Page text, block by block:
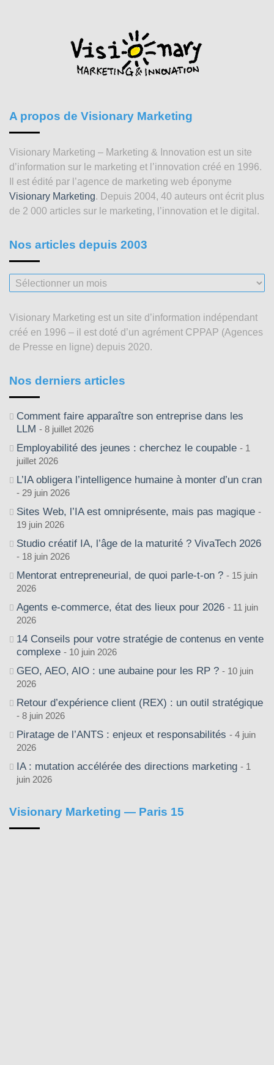
A propos de Visionary Marketing
Visionary Marketing – Marketing & Innovation est un site
d’information sur le marketing et l’innovation créé en 1996.
Il est édité par l’agence de marketing web éponyme
Visionary Marketing. Depuis 2004, 40 auteurs ont écrit plus
de 2 000 articles sur le marketing, l’innovation et le digital.
Nos articles depuis 2003
Nos
articles
2003
Visionary Marketing est un site d’information indépendant
créé en 1996 – il est doté d’un agrément CPPAP (Agences
de Presse en ligne) depuis 2020.
Nos derniers articles
Comment faire apparaître son entreprise dans les
LLM
8 juillet 2026
Employabilité des jeunes : cherchez le coupable
1
juillet 2026
L’IA obligera l’intelligence humaine à monter d’un cran
29 juin 2026
Sites Web, l’IA est omniprésente, mais pas magique
19 juin 2026
Studio créatif IA, l’âge de la maturité ? VivaTech 2026
18 juin 2026
Mentorat entrepreneurial, de quoi parle-t-on ?
15 juin
2026
Agents e-commerce, état des lieux pour 2026
11 juin
2026
14 Conseils pour votre stratégie de contenus en vente
complexe
10 juin 2026
GEO, AEO, AIO : une aubaine pour les RP ?
10 juin
2026
Retour d’expérience client (REX) : un outil stratégique
8 juin 2026
Piratage de l’ANTS : enjeux et responsabilités
4 juin
2026
IA : mutation accélérée des directions marketing
1
juin 2026
Visionary Marketing — Paris 15